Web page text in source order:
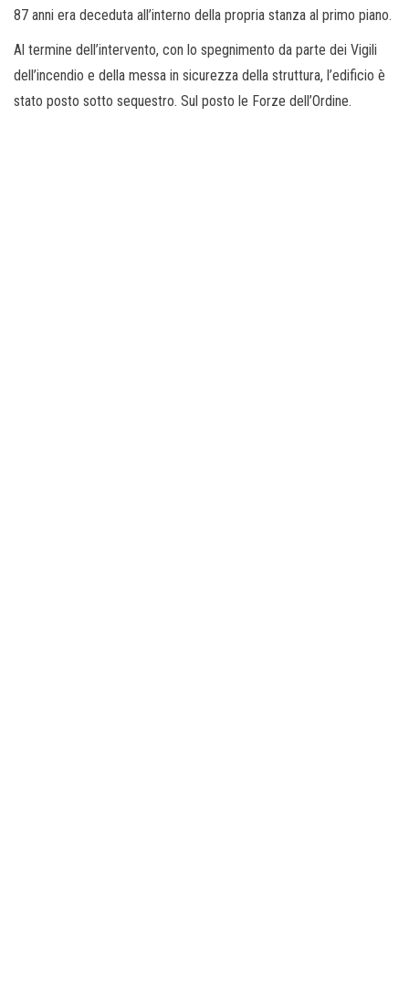
87 anni era deceduta all’interno della propria stanza al primo piano.
Al termine dell’intervento, con lo spegnimento da parte dei Vigili
dell’incendio e della messa in sicurezza della struttura, l’edificio è
stato posto sotto sequestro. Sul posto le Forze dell’Ordine.